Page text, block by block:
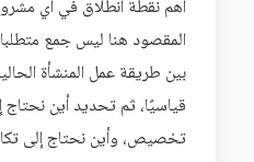
أهم نقطة انطلاق في أي
المقصود هنا ليس جمع
بين طريقة عمل المنشأة
قياسيًا، ثم تحديد أين نحتاج
تخصيص، وأين نحتاج إلى